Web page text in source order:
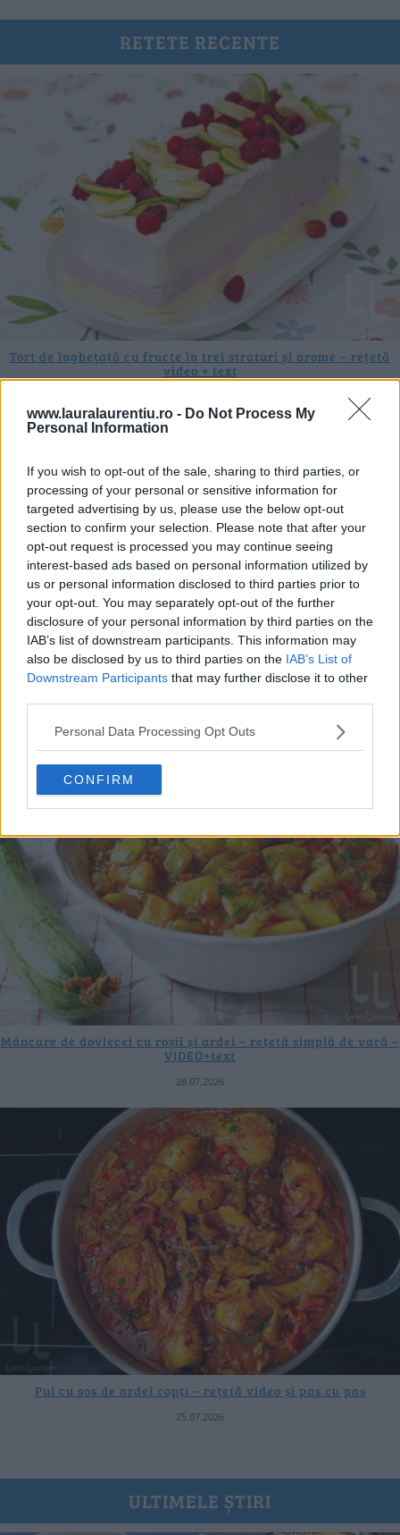
www.lauralaurentiu.ro - Do Not Process My
Personal Information
If you wish to opt-out of the sale, sharing to third parties, or
processing of your personal or sensitive information for
targeted advertising by us, please use the below opt-out
section to confirm your selection. Please note that after your
opt-out request is processed you may continue seeing
interest-based ads based on personal information utilized by
us or personal information disclosed to third parties prior to
your opt-out. You may separately opt-out of the further
disclosure of your personal information by third parties on the
IAB’s list of downstream participants. This information may
also be disclosed by us to third parties on the IAB’s List of
Downstream Participants that may further disclose it to other
Personal Data Processing Opt Outs
CONFIRM
RETETE RECENTE
Tort de înghețată cu fructe în trei straturi și arome – rețetă
video + text
Băscuțe cu brânză dulce și caise – rețetă video + text
31.07.2026
Mâncare de dovlecei cu roșii și ardei – rețetă simplă de vară –
VIDEO+text
28.07.2026
Pui cu sos de ardei copți – rețetă video și pas cu pas
25.07.2026
ULTIMELE ȘTIRI